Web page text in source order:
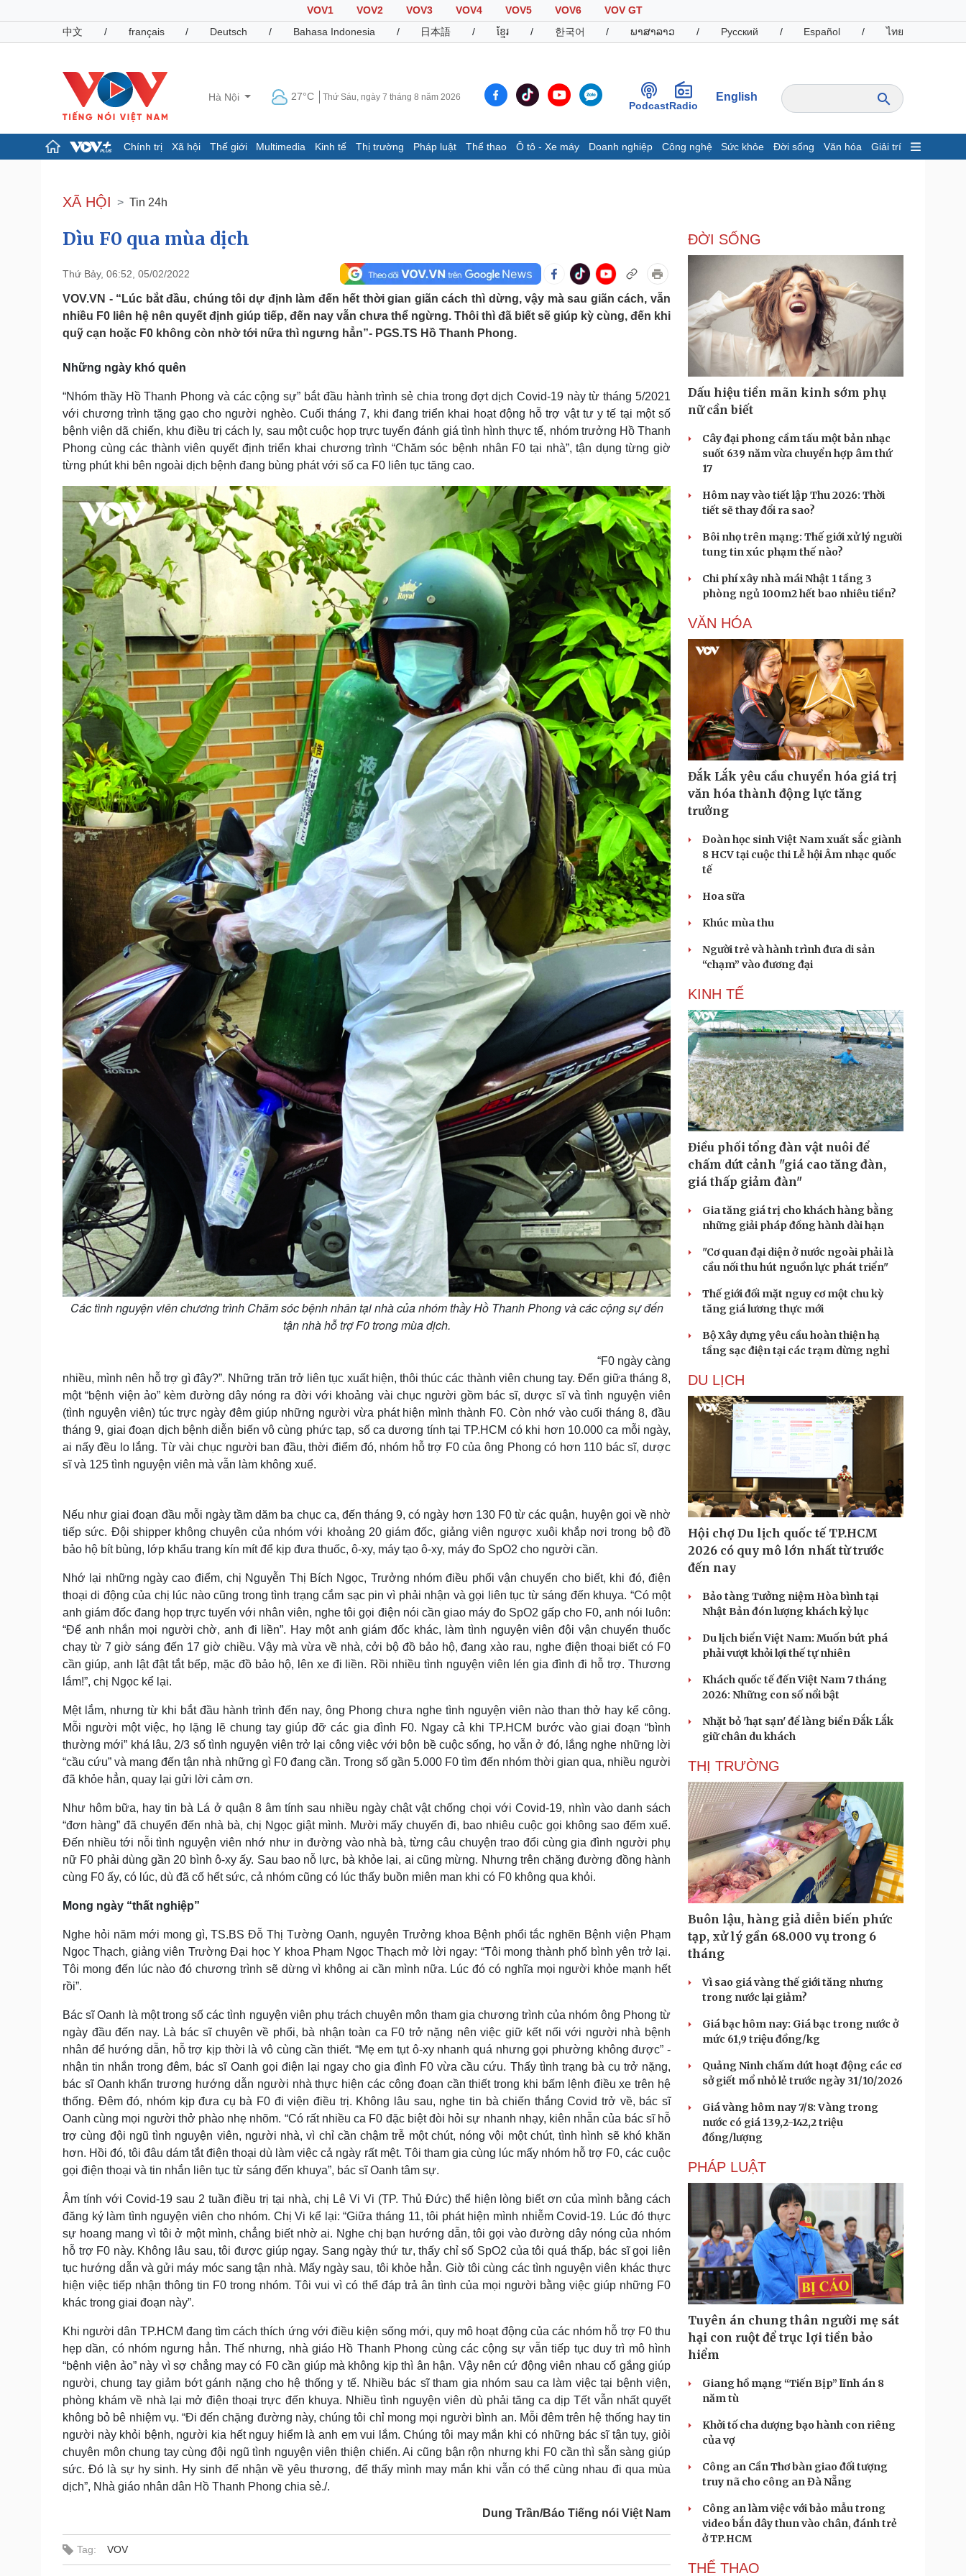
VOV1 VOV2 VOV3 VOV4 VOV5 VOV6
VOV GT
中文
/ français / Deutsch / Bahasa Indonesia / 日本語 / ខ្មែរ / 한국어 / ພາສາລາວ / Русский / Español / ไทย
Hà Nội 27°C Thứ Sáu, ngày 7 tháng 8 năm 2026
PodcastRadio
English
Chính trị Xã hội Thế giới Multimedia Kinh tế Thị trường Pháp luật Thể thao Ô tô - Xe máy Doanh nghiệp Công nghệ Sức khỏe Đời sống Văn hóa Giải trí
Đảng
Tổ chức nhân sự
Nhận diện sự thật
Dấu ấn VOV
Giá cà phê
Pháp luật
Vụ án
Tin nóng
Quân sự - Quốc phòng
Vũ khí
Việt Nam
Thể thao
Bóng đá
Lịch thi đấu bóng đá
Ô tô - Xe máy
Ô tô
Xe máy
Doanh nghiệp
Thông tin doanh nghiệp
Doanh nghiệp 24h
Doanh nhân
Vì cộng đồng
Công nghệ
Sành điệu
Tin Công nghệ
Trải nghiệm
Chuyển đổi số
Sức khỏe
Dinh dưỡng - món ngon
Cây thuốc
Sản phụ khoa
Nhi khoa
Làm đẹp - giảm cân
Phòng mạch online
Ăn sạch sống khỏe
Đời sống
Nhà đẹp
Blog
Tình yêu - Gia đình
Văn hóa
Sân khấu - Điện ảnh
Văn học
Âm nhạc
Di sản
Giải trí
Nghệ sĩ
Thời trang
Sao Việt
Du lịch
Tư vấn
Săn Tour
check-in
Podcast
Đọc truyện đêm khuya
Cửa sổ tình yêu
Cải chính
XÃ HỘI Tin 24h
Dìu F0 qua mùa dịch
Thứ Bảy, 06:52, 05/02/2022
VOV.VN - “Lúc bắt đầu, chúng tôi dự định làm đến hết thời gian giãn cách thì dừng, vậy mà sau giãn cách, vẫn
nhiều F0 liên hệ nên quyết định giúp tiếp, đến nay vẫn chưa thể ngừng. Thôi thì đã biết sẽ giúp kỳ cùng, đến khi
quỹ cạn hoặc F0 không còn nhờ tới nữa thì ngưng hẳn”- PGS.TS Hồ Thanh Phong.
Những ngày khó quên
“Nhóm thầy Hồ Thanh Phong và các cộng sự” bắt đầu hành trình sẻ chia trong đợt dịch Covid-19 này từ tháng 5/2021
với chương trình tặng gạo cho người nghèo. Cuối tháng 7, khi đang triển khai hoạt động hỗ trợ vật tư y tế tại một số
bệnh viện dã chiến, khu điều trị cách ly, sau một cuộc họp trực tuyến đánh giá tình hình thực tế, nhóm trưởng Hồ Thanh
Phong cùng các thành viên quyết định triển khai chương trình “Chăm sóc bệnh nhân F0 tại nhà”, tận dụng từng giờ
từng phút khi bên ngoài dịch bệnh đang bùng phát với số ca F0 liên tục tăng cao.
Các tình nguyện viên chương trình Chăm sóc bệnh nhân tại nhà của nhóm thầy Hồ Thanh Phong và các cộng sự đến
tận nhà hỗ trợ F0 trong mùa dịch.
“F0 ngày càng
nhiều, mình nên hỗ trợ gì đây?”. Những trăn trở liên tục xuất hiện, thôi thúc các thành viên chung tay. Đến giữa tháng 8,
một “bệnh viện ảo” kèm đường dây nóng ra đời với khoảng vài chục người gồm bác sĩ, dược sĩ và tình nguyện viên
(tình nguyện viên) túc trực ngày đêm giúp những người vừa phát hiện mình thành F0. Còn nhớ vào cuối tháng 8, đầu
tháng 9, giai đoạn dịch bệnh diễn biến vô cùng phức tạp, số ca dương tính tại TP.HCM có khi hơn 10.000 ca mỗi ngày,
ai nấy đều lo lắng. Từ vài chục người ban đầu, thời điểm đó, nhóm hỗ trợ F0 của ông Phong có hơn 110 bác sĩ, dược
sĩ và 125 tình nguyện viên mà vẫn làm không xuể.
Nếu như giai đoạn đầu mỗi ngày tầm dăm ba chục ca, đến tháng 9, có ngày hơn 130 F0 từ các quận, huyện gọi về nhờ
tiếp sức. Đội shipper không chuyên của nhóm với khoảng 20 giám đốc, giảng viên ngược xuôi khắp nơi trong bộ đồ
bảo hộ bít bùng, lớp khẩu trang kín mít để kịp đưa thuốc, ô-xy, máy tạo ô-xy, máy đo SpO2 cho người cần.
Nhớ lại những ngày cao điểm, chị Nguyễn Thị Bích Ngọc, Trưởng nhóm điều phối vận chuyển cho biết, khi đó, điện
thoại di động của chị lúc nào cũng trong tình trạng cắm sạc pin vì phải nhận và gọi liên tục từ sáng đến khuya. “Có một
anh giám đốc đang họp trực tuyến với nhân viên, nghe tôi gọi điện nói cần giao máy đo SpO2 gấp cho F0, anh nói luôn:
“Để anh nhắn mọi người chờ, anh đi liền”. Hay một anh giám đốc khác, làm tình nguyện viên đội vận chuyển thuốc
chạy từ 7 giờ sáng đến 17 giờ chiều. Vậy mà vừa về nhà, cởi bộ đồ bảo hộ, đang xào rau, nghe điện thoại biết có F0
cần giúp, anh lật đật tắt bếp, mặc đồ bảo hộ, lên xe đi liền. Rồi nhiều tình nguyện viên lén gia đình đi hỗ trợ. Thương
lắm!”, chị Ngọc kể lại.
Mệt lắm, nhưng từ khi bắt đầu hành trình đến nay, ông Phong chưa nghe tình nguyện viên nào than thở hay kể công.
Mỗi người một việc, họ lặng lẽ chung tay giúp đỡ các gia đình F0. Ngay cả khi TP.HCM bước vào giai đoạn “bình
thường mới” khá lâu, 2/3 số tình nguyện viên trở lại công việc với bộn bề cuộc sống, họ vẫn ở đó, lắng nghe những lời
“cầu cứu” và mang đến tận nhà những gì F0 đang cần. Trong số gần 5.000 F0 tìm đến nhóm thời gian qua, nhiều người
đã khỏe hẳn, quay lại gửi lời cảm ơn.
Như hôm bữa, hay tin bà Lá ở quận 8 âm tính sau nhiều ngày chật vật chống chọi với Covid-19, nhìn vào danh sách
“đơn hàng” đã chuyển đến nhà bà, chị Ngọc giật mình. Mười mấy chuyến đi, bao nhiêu cuộc gọi không sao đếm xuể.
Đến nhiều tới nỗi tình nguyện viên nhớ như in đường vào nhà bà, từng câu chuyện trao đổi cùng gia đình người phụ
nữ F0 phải dùng gần 20 bình ô-xy ấy. Sau bao nỗ lực, bà khỏe lại, ai cũng mừng. Nhưng trên chặng đường đồng hành
cùng F0 ấy, có lúc, dù đã cố hết sức, cả nhóm cũng có lúc thấy buồn miên man khi có F0 không qua khỏi.
Mong ngày “thất nghiệp”
Nghe hỏi năm mới mong gì, TS.BS Đỗ Thị Tường Oanh, nguyên Trưởng khoa Bệnh phổi tắc nghẽn Bệnh viện Phạm
Ngọc Thạch, giảng viên Trường Đại học Y khoa Phạm Ngọc Thạch mở lời ngay: “Tôi mong thành phố bình yên trở lại.
Tôi mong đến lúc nào đó chương trình sẽ dừng vì không ai cần mình nữa. Lúc đó có nghĩa mọi người khỏe mạnh hết
rồi”.
Bác sĩ Oanh là một trong số các tình nguyện viên phụ trách chuyên môn tham gia chương trình của nhóm ông Phong từ
ngày đầu đến nay. Là bác sĩ chuyên về phổi, bà nhận toàn ca F0 trở nặng nên việc giữ kết nối với người nhà bệnh
nhân để hướng dẫn, hỗ trợ kịp thời là vô cùng cần thiết. “Mẹ em tụt ô-xy nhanh quá nhưng gọi phường không được” -
nhận tin nhắn trong đêm, bác sĩ Oanh gọi điện lại ngay cho gia đình F0 vừa cầu cứu. Thấy tình trạng bà cụ trở nặng,
bác sĩ Oanh khẩn trương hướng dẫn người nhà thực hiện các công đoạn cần thiết trong khi bấm lệnh điều xe trên hệ
thống. Đêm đó, nhóm kịp đưa cụ bà F0 đi viện điều trị. Không lâu sau, nghe tin bà chiến thắng Covid trở về, bác sĩ
Oanh cùng mọi người thở phào nhẹ nhõm. “Có rất nhiều ca F0 đặc biệt đòi hỏi sự nhanh nhạy, kiên nhẫn của bác sĩ hỗ
trợ cùng đội ngũ tình nguyện viên, người nhà, vì chỉ cần chậm trễ một chút, nóng vội một chút, tình hình sẽ khó khăn
hơn. Hồi đó, tôi đâu dám tắt điện thoại dù làm việc cả ngày rất mệt. Tôi tham gia cùng lúc mấy nhóm hỗ trợ F0, các cuộc
gọi điện thoại và tin nhắn liên tục từ sáng đến khuya”, bác sĩ Oanh tâm sự.
Âm tính với Covid-19 sau 2 tuần điều trị tại nhà, chị Lê Vi Vi (TP. Thủ Đức) thể hiện lòng biết ơn của mình bằng cách
đăng ký làm tình nguyện viên cho nhóm. Chị Vi kể lại: “Giữa tháng 11, tôi phát hiện mình nhiễm Covid-19. Lúc đó thực
sự hoang mang vì tôi ở một mình, chẳng biết nhờ ai. Nghe chị bạn hướng dẫn, tôi gọi vào đường dây nóng của nhóm
hỗ trợ F0 này. Không lâu sau, tôi được giúp ngay. Sang ngày thứ tư, thấy chỉ số SpO2 của tôi quá thấp, bác sĩ gọi liên
tục hướng dẫn và gửi máy móc sang tận nhà. Mấy ngày sau, tôi khỏe hẳn. Giờ tôi cùng các tình nguyện viên khác thực
hiện việc tiếp nhận thông tin F0 trong nhóm. Tôi vui vì có thể đáp trả ân tình của mọi người bằng việc giúp những F0
khác trong giai đoạn này”.
Khi người dân TP.HCM đang tìm cách thích ứng với điều kiện sống mới, quy mô hoạt động của các nhóm hỗ trợ F0 thu
hẹp dần, có nhóm ngưng hẳn. Thế nhưng, nhà giáo Hồ Thanh Phong cùng các cộng sự vẫn tiếp tục duy trì mô hình
“bệnh viện ảo” này vì sợ chẳng may có F0 cần giúp mà không kịp thì ân hận. Vậy nên cứ động viên nhau cố gắng giúp
người, chung tay giảm bớt gánh nặng cho hệ thống y tế. Nhiều bác sĩ tham gia nhóm sau ca làm việc tại bệnh viện,
phòng khám về nhà lại mở điện thoại trực đến khuya. Nhiều tình nguyện viên dù phải tăng ca dịp Tết vẫn nhất quyết
không bỏ bê nhiệm vụ. “Đi đến chặng đường này, chúng tôi chỉ mong mọi người bình an. Mỗi đêm trên hệ thống hay tin
người này khỏi bệnh, người kia hết nguy hiểm là anh em vui lắm. Chúng tôi may mắn khi có những bác sĩ tận tụy, giỏi
chuyên môn chung tay cùng đội ngũ tình nguyện viên thiện chiến. Ai cũng bận rộn nhưng khi F0 cần thì sẵn sàng giúp
sức. Đó là sự hy sinh. Hy sinh để nhận về yêu thương, để thấy mình may mắn khi vẫn có thể cùng nhau đi qua mùa
dịch”, Nhà giáo nhân dân Hồ Thanh Phong chia sẻ./.
Dung Trần/Báo Tiếng nói Việt Nam
Tag: VOV
ĐỜI SỐNG
Dấu hiệu tiền mãn kinh sớm phụ
nữ cần biết
Cây đại phong cầm tấu một bản nhạc
suốt 639 năm vừa chuyển hợp âm thứ
17
Hôm nay vào tiết lập Thu 2026: Thời
tiết sẽ thay đổi ra sao?
Bôi nhọ trên mạng: Thế giới xử lý người
tung tin xúc phạm thế nào?
Chi phí xây nhà mái Nhật 1 tầng 3
phòng ngủ 100m2 hết bao nhiêu tiền?
VĂN HÓA
Đắk Lắk yêu cầu chuyển hóa giá trị
văn hóa thành động lực tăng
trưởng
Đoàn học sinh Việt Nam xuất sắc giành
8 HCV tại cuộc thi Lễ hội Âm nhạc quốc
tế
Hoa sữa
Khúc mùa thu
Người trẻ và hành trình đưa di sản
“chạm” vào đương đại
KINH TẾ
Điều phối tổng đàn vật nuôi để
chấm dứt cảnh "giá cao tăng đàn,
giá thấp giảm đàn"
Gia tăng giá trị cho khách hàng bằng
những giải pháp đồng hành dài hạn
"Cơ quan đại diện ở nước ngoài phải là
cầu nối thu hút nguồn lực phát triển"
Thế giới đối mặt nguy cơ một chu kỳ
tăng giá lương thực mới
Bộ Xây dựng yêu cầu hoàn thiện hạ
tầng sạc điện tại các trạm dừng nghỉ
DU LỊCH
Hội chợ Du lịch quốc tế TP.HCM
2026 có quy mô lớn nhất từ trước
đến nay
Bảo tàng Tưởng niệm Hòa bình tại
Nhật Bản đón lượng khách kỷ lục
Du lịch biển Việt Nam: Muốn bứt phá
phải vượt khỏi lợi thế tự nhiên
Khách quốc tế đến Việt Nam 7 tháng
2026: Những con số nổi bật
Nhặt bỏ 'hạt sạn' để làng biển Đắk Lắk
giữ chân du khách
THỊ TRƯỜNG
Buôn lậu, hàng giả diễn biến phức
tạp, xử lý gần 68.000 vụ trong 6
tháng
Vì sao giá vàng thế giới tăng nhưng
trong nước lại giảm?
Giá bạc hôm nay: Giá bạc trong nước ở
mức 61,9 triệu đồng/kg
Quảng Ninh chấm dứt hoạt động các cơ
sở giết mổ nhỏ lẻ trước ngày 31/10/2026
Giá vàng hôm nay 7/8: Vàng trong
nước có giá 139,2-142,2 triệu
đồng/lượng
PHÁP LUẬT
Tuyên án chung thân người mẹ sát
hại con ruột để trục lợi tiền bảo
hiểm
Giang hồ mạng “Tiến Bịp” lĩnh án 8
năm tù
Khởi tố cha dượng bạo hành con riêng
của vợ
Công an Cần Thơ bàn giao đối tượng
truy nã cho công an Đà Nẵng
Công an làm việc với bảo mẫu trong
video bắn dây thun vào chân, đánh trẻ
ở TP.HCM
THỂ THAO